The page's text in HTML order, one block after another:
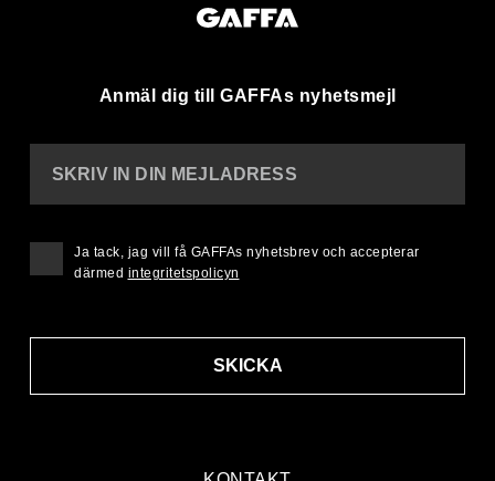
Anmäl dig till GAFFAs nyhetsmejl
SKRIV IN DIN MEJLADRESS
SKICKA
Ja tack, jag vill få GAFFAs nyhetsbrev och accepterar
därmed integritetspolicyn